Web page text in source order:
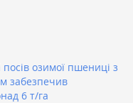
озимої пшениці з
забезпечив
6 т/га